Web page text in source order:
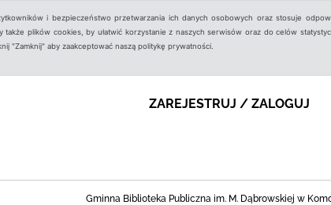
i bezpieczeństwo przetwarzania ich danych osobowych oraz stosuje
plików cookies, by ułatwić korzystanie z naszych serwisów oraz do celów
"Zamknij" aby zaakceptować naszą politykę prywatności.
ZAREJESTRUJ / ZALOGUJ
Gminna Biblioteka Publiczna im. M. Dąbrowskiej w